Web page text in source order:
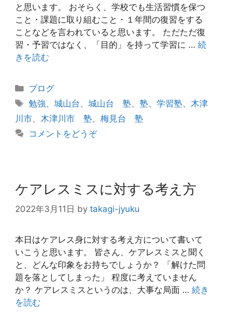
と思います。 おそらく、学校でも生活習慣を保つ
こと・課題に取り組むこと・１年間の復習をする
ことなどを言われていると思います。 ただただ復
習・予習ではなく、「目的」を持って学習に … 続
きを読む
カ
テ
リ
ー
ブログ
タ
グ
勉強、城山台 、城山台 塾、塾、学習塾、 木津
川市、 木津川市 塾、 梅見台 塾
コメントをどうぞ
ケアレスミスに対する考え方
2022年3月11日 by takagi-jyuku
本日はケアレス身に対する考え方について書いて
いこうと思います。 皆さん、ケアレスミスと聞く
と、どんな印象をお持ちでしょうか？ 「解けた問
題を落としてしまった」 程度に考えていません
か？ ケアレスミスというのは、大事な局面 … 続き
を読む